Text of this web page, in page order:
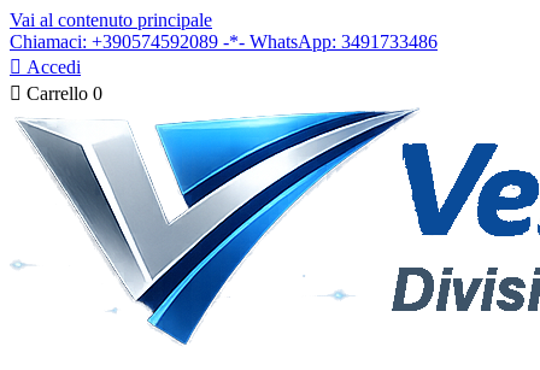
Vai al contenuto principale
Chiamaci: +390574592089 -*- WhatsApp: 3491733486
 Accedi
 Carrello 0